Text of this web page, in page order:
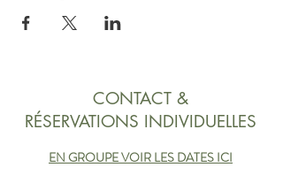
CONTACT &
RÉSERVATIONS INDIVIDUELLES
EN GROUPE VOIR LES DATES ICI